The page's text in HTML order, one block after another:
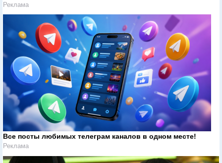
Реклама
Все посты любимых телеграм каналов в одном месте!
Реклама